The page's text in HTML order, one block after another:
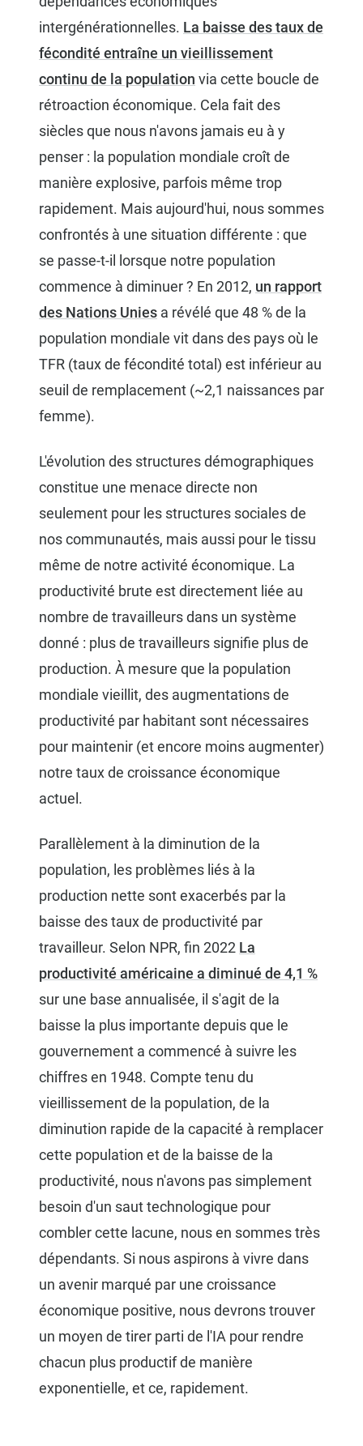
intergénérationnelles. La baisse des taux de
fécondité entraîne un vieillissement
continu de la population via cette boucle de
rétroaction économique. Cela fait des
siècles que nous n'avons jamais eu à y
penser : la population mondiale croît de
manière explosive, parfois même trop
rapidement. Mais aujourd'hui, nous sommes
confrontés à une situation différente : que
se passe-t-il lorsque notre population
commence à diminuer ? En 2012, un rapport
des Nations Unies a révélé que 48 % de la
population mondiale vit dans des pays où le
TFR (taux de fécondité total) est inférieur au
seuil de remplacement (~2,1 naissances par
femme).
L'évolution des structures démographiques
constitue une menace directe non
seulement pour les structures sociales de
nos communautés, mais aussi pour le tissu
même de notre activité économique. La
productivité brute est directement liée au
nombre de travailleurs dans un système
donné : plus de travailleurs signifie plus de
production. À mesure que la population
mondiale vieillit, des augmentations de
productivité par habitant sont nécessaires
pour maintenir (et encore moins augmenter)
notre taux de croissance économique
actuel.
Parallèlement à la diminution de la
population, les problèmes liés à la
production nette sont exacerbés par la
baisse des taux de productivité par
travailleur. Selon NPR, fin 2022 La
productivité américaine a diminué de 4,1 %
sur une base annualisée, il s'agit de la
baisse la plus importante depuis que le
gouvernement a commencé à suivre les
chiffres en 1948. Compte tenu du
vieillissement de la population, de la
diminution rapide de la capacité à remplacer
cette population et de la baisse de la
productivité, nous n'avons pas simplement
besoin d'un saut technologique pour
combler cette lacune, nous en sommes très
dépendants. Si nous aspirons à vivre dans
un avenir marqué par une croissance
économique positive, nous devrons trouver
un moyen de tirer parti de l'IA pour rendre
chacun plus productif de manière
exponentielle, et ce, rapidement.